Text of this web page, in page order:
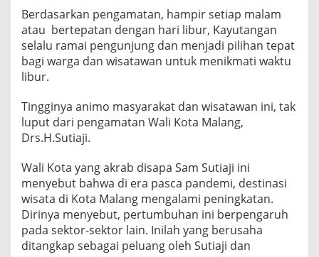
A
I
O
N
Berdasarkan pengamatan, hampir setiap malam
atau bertepatan dengan hari libur, Kayutangan
selalu ramai pengunjung dan menjadi pilihan tepat
bagi warga dan wisatawan untuk menikmati waktu
libur.
Tingginya animo masyarakat dan wisatawan ini, tak
luput dari pengamatan Wali Kota Malang,
Drs.H.Sutiaji.
Wali Kota yang akrab disapa Sam Sutiaji ini
menyebut bahwa di era pasca pandemi, destinasi
wisata di Kota Malang mengalami peningkatan.
Dirinya menyebut, pertumbuhan ini berpengaruh
pada sektor-sektor lain. Inilah yang berusaha
ditangkap sebagai peluang oleh Sutiaji dan